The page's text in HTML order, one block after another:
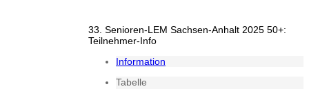
33. Senioren-LEM Sachsen-Anhalt 2025 50+:
Teilnehmer-Info
Information
Tabelle